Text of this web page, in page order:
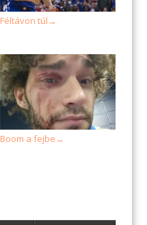
Féltávon túl →
Boom a fejbe →